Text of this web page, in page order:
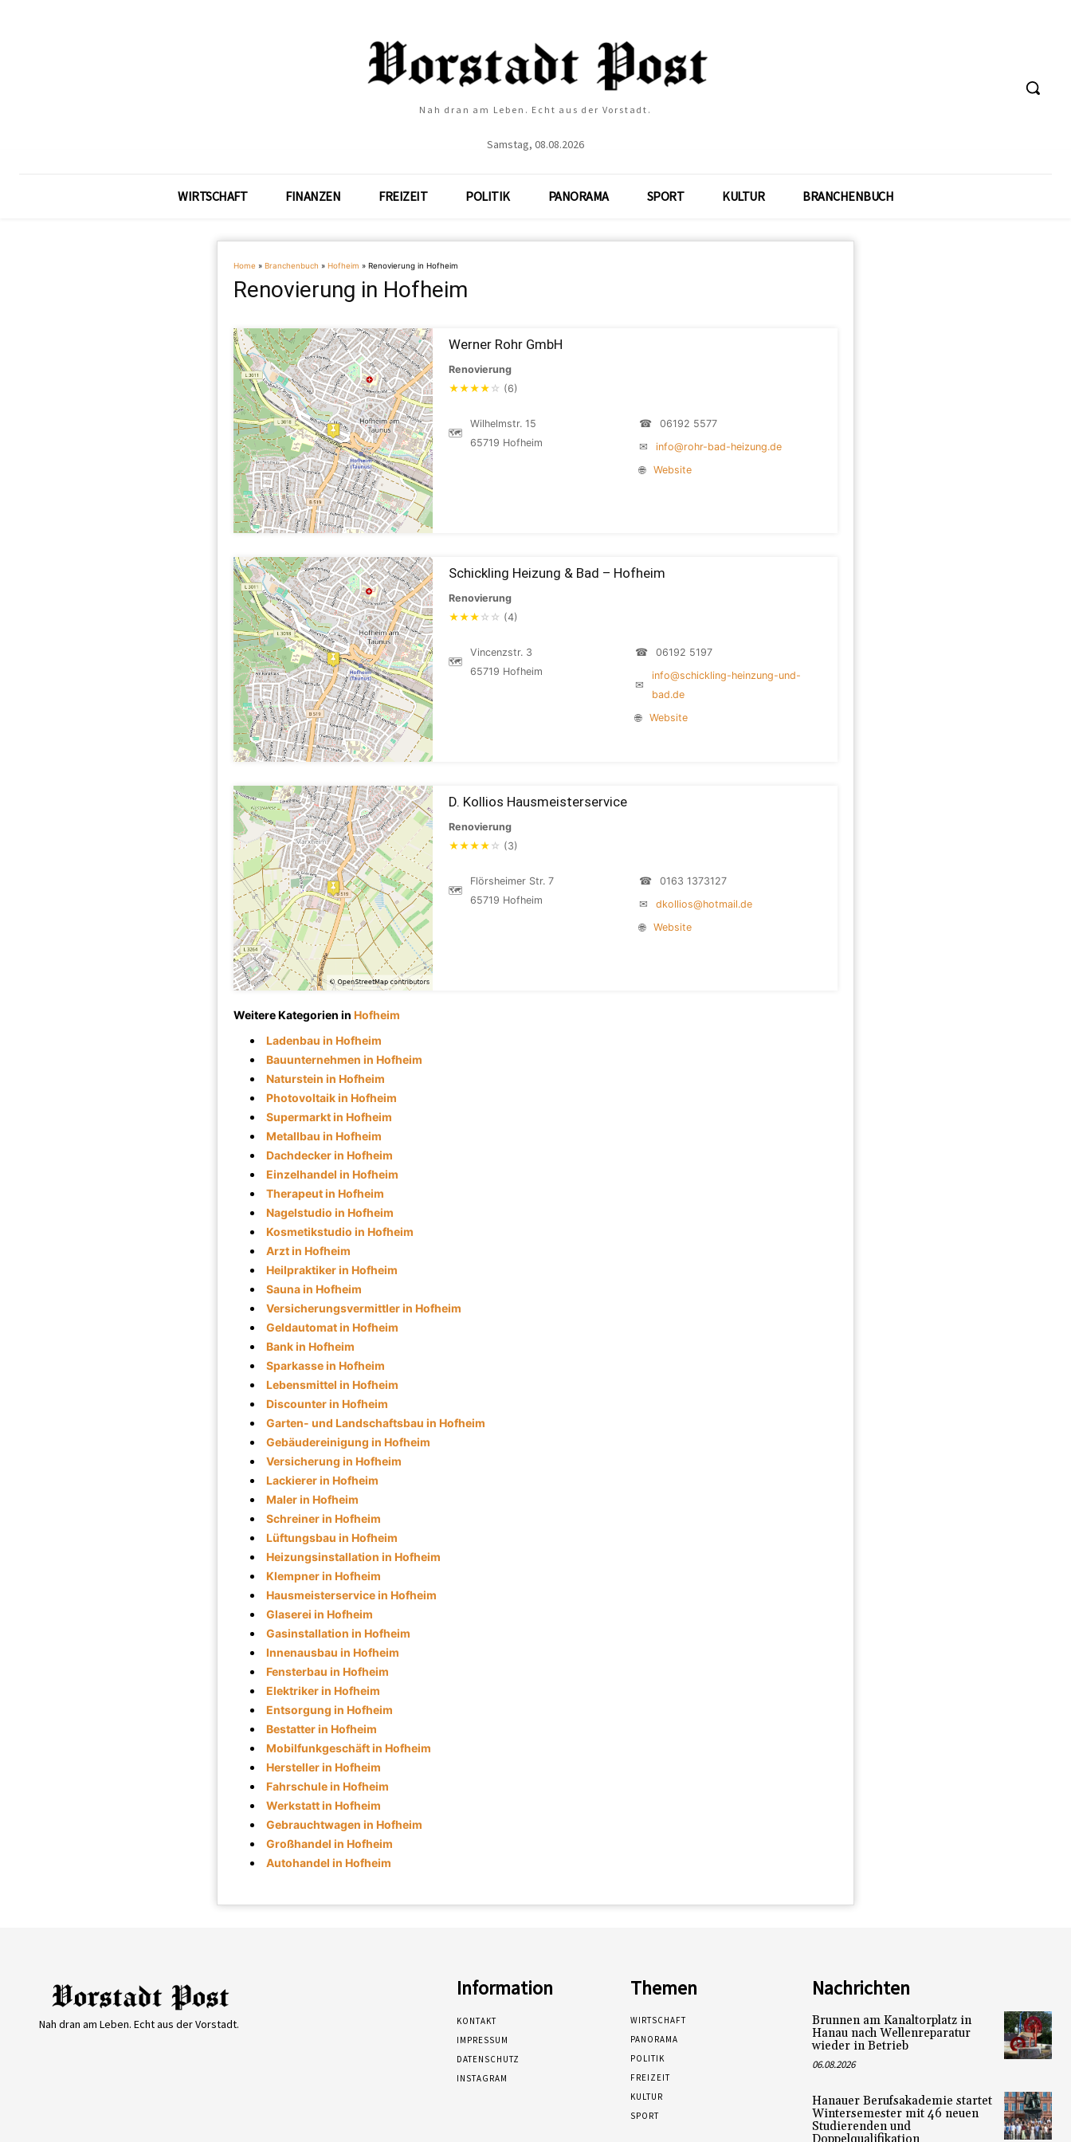
Nah dran am Leben. Echt aus der Vorstadt.
Samstag, 08.08.2026
WIRTSCHAFT FINANZEN FREIZEIT POLITIK PANORAMA SPORT KULTUR BRANCHENBUCH
Home » Branchenbuch » Hofheim » Renovierung in Hofheim
Renovierung in Hofheim
Werner Rohr GmbH
Renovierung
★★★★ ☆ (6)
🗺
Wilhelmstr. 15
65719 Hofheim
☎
06192 5577
✉
info@rohr-bad-heizung.de
🌐
Website
Schickling Heizung & Bad – Hofheim
Renovierung
★★★ ☆ ☆ (4)
🗺
Vincenzstr. 3
65719 Hofheim
☎ 06192 5197
✉
info@schickling-heinzung-und-
bad.de
🌐
Website
D. Kollios Hausmeisterservice
Renovierung
★★★★ ☆ (3)
🗺
Flörsheimer Str. 7
65719 Hofheim
☎
0163 1373127
✉
dkollios@hotmail.de
🌐
Website
Weitere Kategorien in Hofheim
Ladenbau in Hofheim
Bauunternehmen in Hofheim
Naturstein in Hofheim
Photovoltaik in Hofheim
Supermarkt in Hofheim
Metallbau in Hofheim
Dachdecker in Hofheim
Einzelhandel in Hofheim
Therapeut in Hofheim
Nagelstudio in Hofheim
Kosmetikstudio in Hofheim
Arzt in Hofheim
Heilpraktiker in Hofheim
Sauna in Hofheim
Versicherungsvermittler in Hofheim
Geldautomat in Hofheim
Bank in Hofheim
Sparkasse in Hofheim
Lebensmittel in Hofheim
Discounter in Hofheim
Garten- und Landschaftsbau in Hofheim
Gebäudereinigung in Hofheim
Versicherung in Hofheim
Lackierer in Hofheim
Maler in Hofheim
Schreiner in Hofheim
Lüftungsbau in Hofheim
Heizungsinstallation in Hofheim
Klempner in Hofheim
Hausmeisterservice in Hofheim
Glaserei in Hofheim
Gasinstallation in Hofheim
Innenausbau in Hofheim
Fensterbau in Hofheim
Elektriker in Hofheim
Entsorgung in Hofheim
Bestatter in Hofheim
Mobilfunkgeschäft in Hofheim
Hersteller in Hofheim
Fahrschule in Hofheim
Werkstatt in Hofheim
Gebrauchtwagen in Hofheim
Großhandel in Hofheim
Autohandel in Hofheim
Nah dran am Leben. Echt aus der Vorstadt.
Information
KONTAKT
IMPRESSUM
DATENSCHUTZ
INSTAGRAM
Themen
WIRTSCHAFT
PANORAMA
POLITIK
FREIZEIT
KULTUR
SPORT
Nachrichten
Brunnen am Kanaltorplatz in
Hanau nach Wellenreparatur
wieder in Betrieb
06.08.2026
Hanauer Berufsakademie startet
Wintersemester mit 46 neuen
Studierenden und